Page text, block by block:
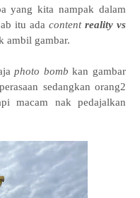
yang kita nampak dalam
itu ada content reality vs
ambil gambar.
photo bomb kan gambar
sedangkan orang2
macam nak pedajalkan